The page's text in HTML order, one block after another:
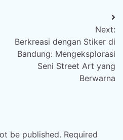
Next:
Berkreasi dengan Stiker di
Bandung: Mengeksplorasi
Seni Street Art yang
Berwarna
be published. Required